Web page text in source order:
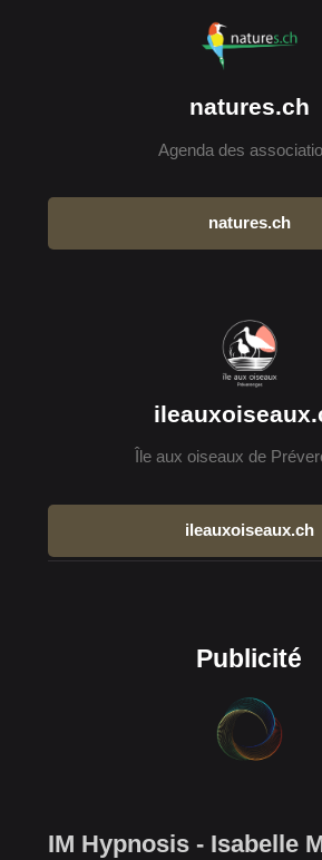
natures.ch
Agenda des
natures.ch
Île aux oiseaux de
ileauxoiseaux.ch
Publicité
IM Hypnosis - Isabelle